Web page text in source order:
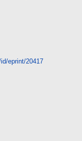
eprint/20417